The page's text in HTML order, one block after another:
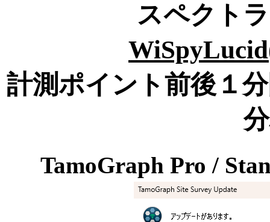
スペクト
計測ポイント前後１
TamoGraph Pro /